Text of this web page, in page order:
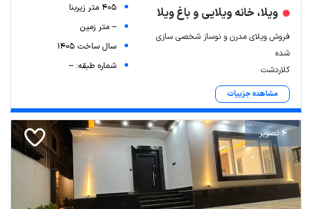
ویلا، خانه ویلایی و باغ ویلا
فروش ویلای مدرن و نوساز شخصی سازی
شده
کلاردشت
مشاهده جزییات
405 متر زیربنا
-- متر زمین
سال ساخت 1405
شماره طبقه: --
4 تصویر